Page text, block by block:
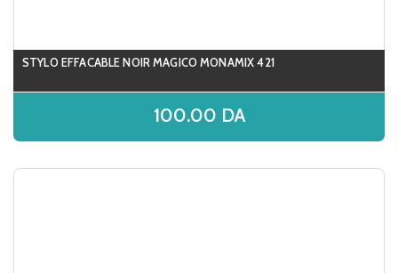
STYLO EFFACABLE NOIR MAGICO MONAMIX 421
100.00 DA